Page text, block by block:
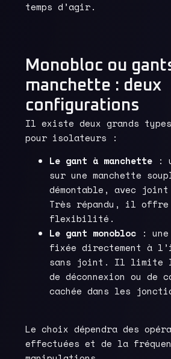
temps d’agir.
Monobloc ou
manchette : deux
configurations
Il existe deux grands
pour isolateurs :
Le gant à manchette :
sur une manchette
démontable, avec
Très répandu, il offre
flexibilité.
Le gant monobloc :
fixée directement à
sans joint. Il limite
de déconnexion ou de
cachée dans les
Le choix dépendra des
effectuées et de la